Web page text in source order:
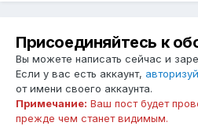
Присоединяйтесь к
Вы можете написать сейчас и
Если у вас есть аккаунт,
от имени своего аккаунта.
Примечание: Ваш пост будет
прежде чем станет видимым.